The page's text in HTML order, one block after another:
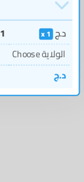
1 د.ج
Choose الولاية
د.ج